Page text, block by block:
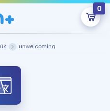
0
An Boş.
onlarca eğitim seni
unwelcoming